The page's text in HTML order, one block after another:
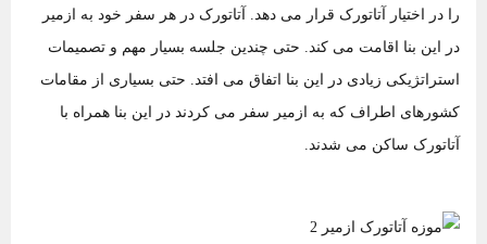
را در اختیار آتاتورک قرار می دهد. آتاتورک در هر سفر خود به ازمیر
در این بنا اقامت می کند. حتی چندین جلسه بسیار مهم و تصمیمات
استراتژیکی زیادی در این بنا اتفاق می افتد. حتی بسیاری از مقامات
کشورهای اطراف که به ازمیر سفر می کردند در این بنا همراه با
آتاتورک ساکن می شدند.